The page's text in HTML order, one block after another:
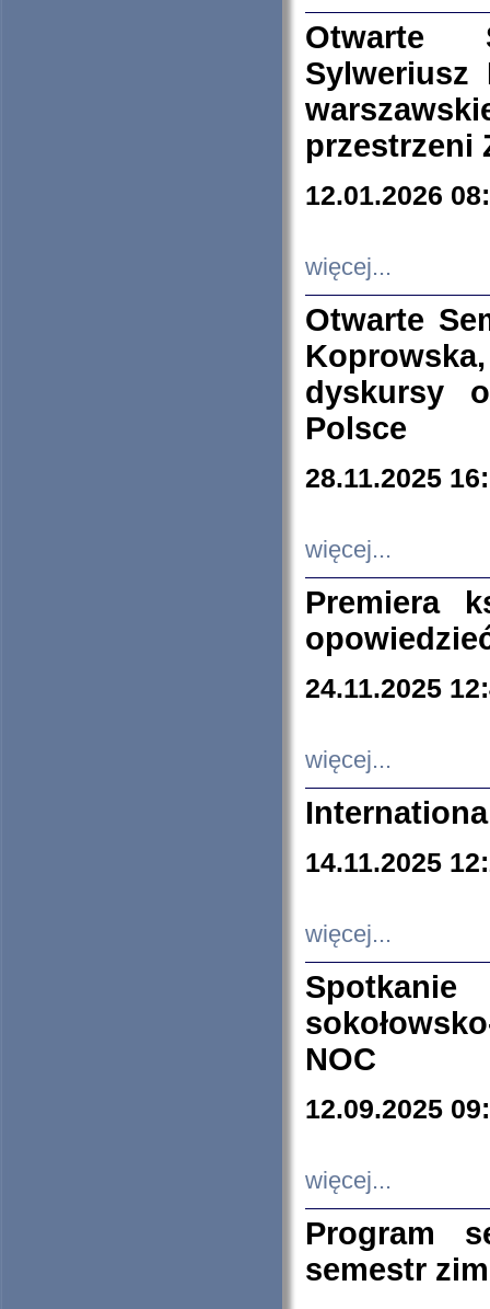
Otwarte
Sylweriusz
przestrzeni
12.01.2026
więcej...
Otwarte
dyskursy
Polsce
28.11.2025
więcej...
Premiera
24.11.2025
więcej...
14.11.2025
więcej...
NOC
12.09.2025
więcej...
Program
semestr